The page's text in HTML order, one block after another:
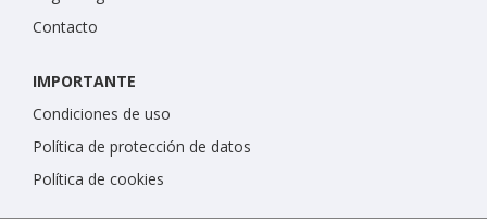
Contacto
IMPORTANTE
Condiciones de uso
Política de protección de datos
Política de cookies